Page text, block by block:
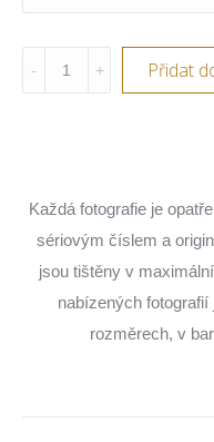
the
de
Janeiro,
Brazil
quantity
Přidat
Každá fotografie je
sériovým číslem a
jsou tištěny v
nabízených
rozměrech, v